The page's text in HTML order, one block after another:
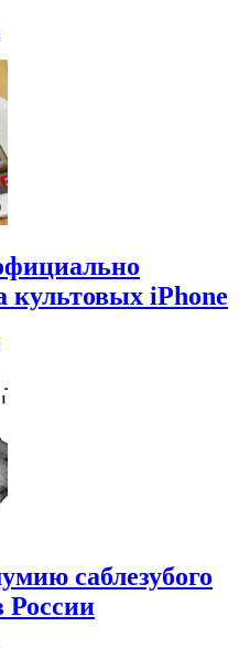
культовых iPhone
саблезубого
России